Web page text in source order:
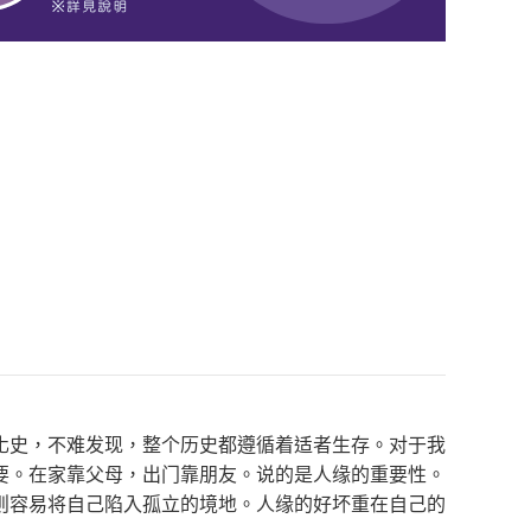
，不难发现，整个历史都遵循着适者生存。对于我
在家靠父母，出门靠朋友。说的是人缘的重要性。
易将自己陷入孤立的境地。人缘的好坏重在自己的